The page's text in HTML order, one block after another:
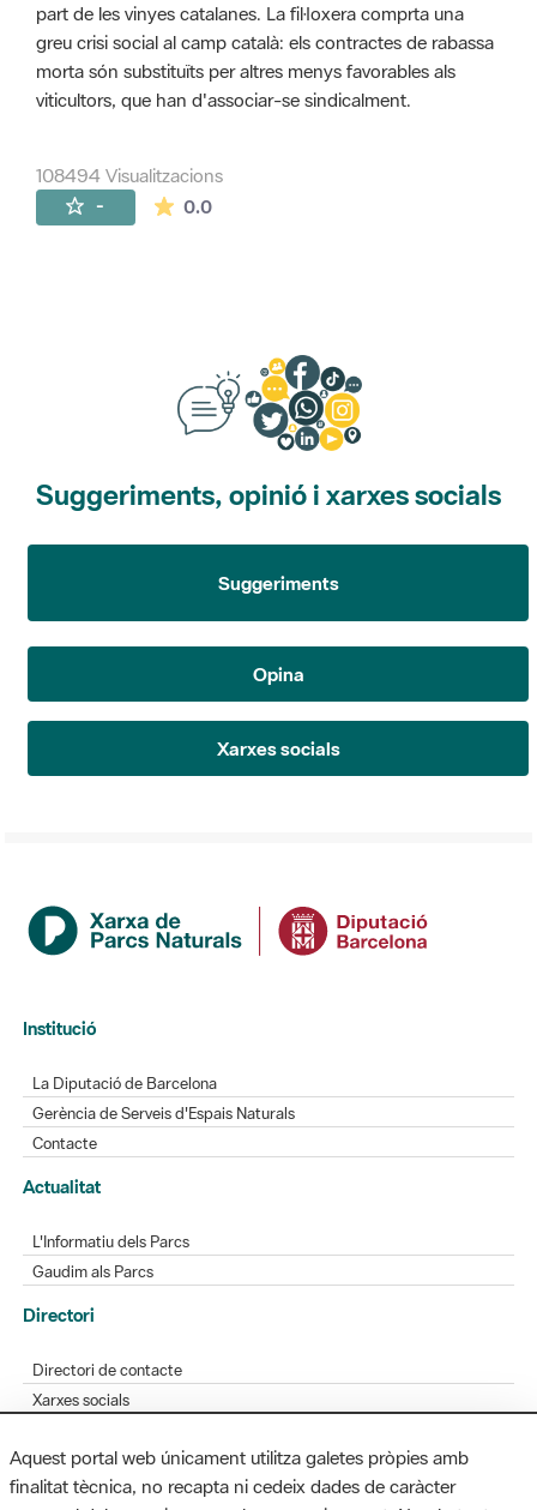
part de les vinyes catalanes. La fil·loxera comprta una
greu crisi social al camp català: els contractes de rabassa
morta són substituïts per altres menys favorables als
viticultors, que han d'associar-se sindicalment.
108494 Visualitzacions
- 0.0La mitjana de les valoracions és de 0
Suggeriments, opinió i xarxes socials
Suggeriments
Opina
Xarxes socials
Institució
La Diputació de Barcelona
Gerència de Serveis d'Espais Naturals
Contacte
Actualitat
L'Informatiu dels Parcs
Gaudim als Parcs
Directori
Directori de contacte
Xarxes socials
Bústia de suggeriments
Opineu sobre els parcs
Aquest portal web únicament utilitza galetes pròpies amb
finalitat tècnica, no recapta ni cedeix dades de caràcter